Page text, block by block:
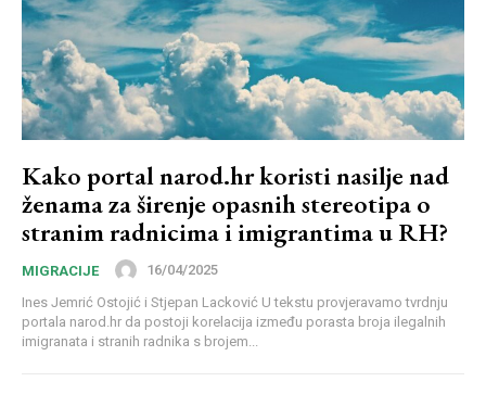
Kako portal narod.hr koristi nasilje nad
ženama za širenje opasnih stereotipa o
stranim radnicima i imigrantima u RH?
MIGRACIJE
16/04/2025
Ines Jemrić Ostojić i Stjepan Lacković U tekstu provjeravamo tvrdnju
portala narod.hr da postoji korelacija između porasta broja ilegalnih
imigranata i stranih radnika s brojem...